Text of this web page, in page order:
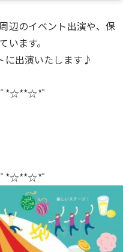
辺のイベント出演や、保
ます。
に出演いたします♪
*☆**☆*ﾟ
*☆**☆*ﾟ